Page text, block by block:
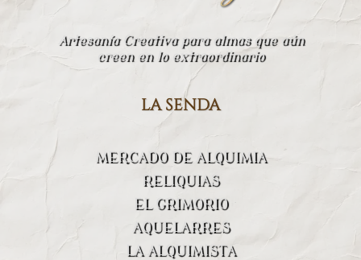
Artesanía Creativa para almas que aún
creen en lo extraordinario
la senda
MERCADO DE ALQUIMIA
RELIQUIAS
EL GRIMORIO
AQUELARRES
LA ALQUIMISTA